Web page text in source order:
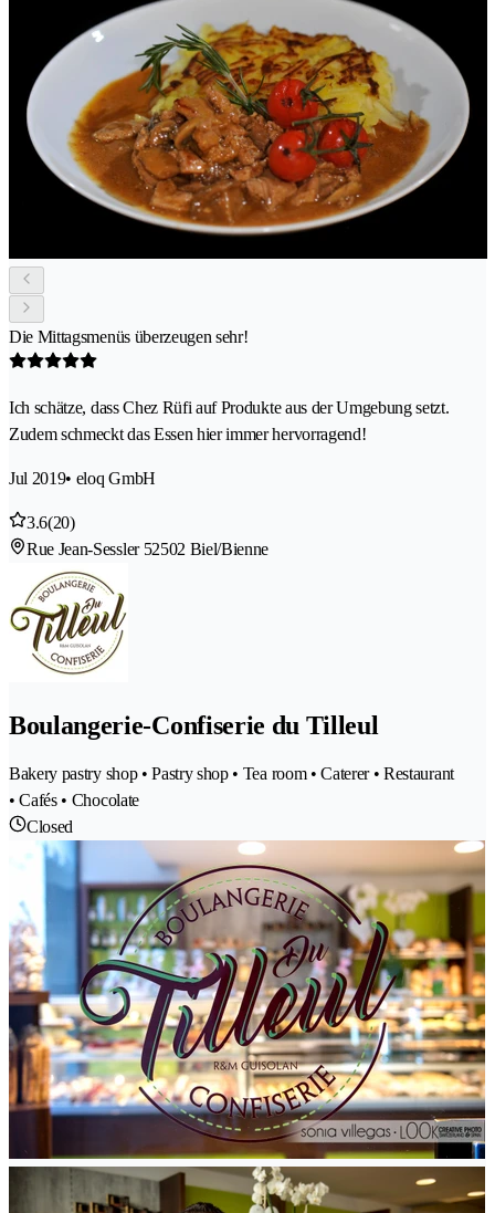
Die Mittagsmenüs überzeugen sehr!
Ich schätze, dass Chez Rüfi auf Produkte aus der Umgebung setzt.
Zudem schmeckt das Essen hier immer hervorragend!
Jul 2019• eloq GmbH
3.6(20)
Rue Jean-Sessler 52502 Biel/Bienne
Boulangerie-Confiserie du Tilleul
Bakery pastry shop • Pastry shop • Tea room • Caterer • Restaurant
• Cafés • Chocolate
Closed